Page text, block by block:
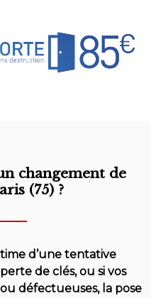
changement de
(75) ?
d’une tentative
de clés, ou si vos
défectueuses, la pose